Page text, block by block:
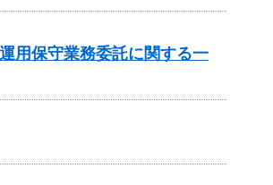
用保守業務委託に関する一